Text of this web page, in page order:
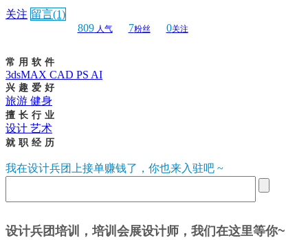
关注 留言(1)
809人气 7粉丝 0关注
常用软件
3dsMAX CAD PS AI
兴趣爱好
旅游 健身
擅长行业
设计 艺术
就职经历
我在设计兵团上接单赚钱了，你也来入驻吧 ~
设计兵团培训，培训会展设计师，我们在这里等你~